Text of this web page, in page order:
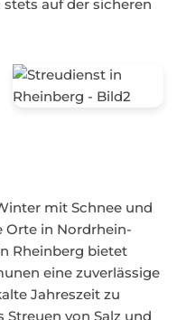
auf der sicheren
mit Schnee und
Orte in Nordrhein-
Rheinberg bietet
eine zuverlässige
Jahreszeit zu
von Salz und